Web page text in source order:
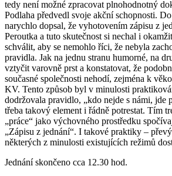
tedy není možné zpracovat plnohodnotný
Podlaha předvedl svoje akční schopnosti.
narychlo dopsal, že vyhotovením zápisu z
Peroutka a tuto skutečnost si nechal i
schválit, aby se nemohlo říci, že nebyla
pravidla. Jak na jednu stranu humorné, na
vztyčit varovně prst a konstatovat, že
současné společnosti nehodí, zejména k
KV. Tento způsob byl v minulosti
dodržovala pravidlo, „kdo nejde s námi, jde
třeba takový element i řádně potrestat. Tím
„práce“ jako výchovného prostředku
„Zápisu z jednání“. I takové praktiky –
některých z minulosti existujících režimů
Jednání skončeno cca 12.30 hod.